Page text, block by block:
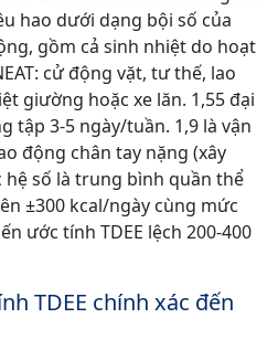
hao dưới dạng bội số của
gồm cả sinh nhiệt do hoạt
cử động vặt, tư thế, lao
giường hoặc xe lăn. 1,55 đại
tập 3-5 ngày/tuần. 1,9 là vận
động chân tay nặng (xây
hệ số là trung bình quần thể
±300 kcal/ngày cùng mức
ước tính TDEE lệch 200-400
TDEE chính xác đến